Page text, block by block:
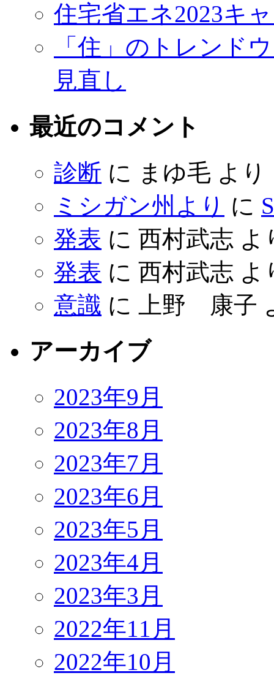
住宅省エネ2023キ
「住」のトレンド
見直し
最近のコメント
診断 に まゆ毛 より
ミシガン州より に
発表 に 西村武志 よ
発表 に 西村武志 よ
意識 に 上野 康子
アーカイブ
2023年9月
2023年8月
2023年7月
2023年6月
2023年5月
2023年4月
2023年3月
2022年11月
2022年10月